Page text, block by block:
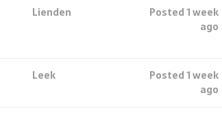
Lienden
Posted 1 week
ago
Leek
Posted 1 week
ago